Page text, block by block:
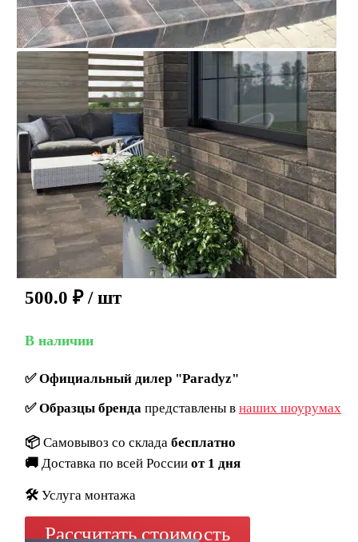
500.0 ₽ / шт
В наличии
✅Официальный дилер "Paradyz"
✅Образцы брендапредставлены в наших шоурумах
📦 Самовывоз со склада бесплатно
🚚 Доставка по всей России от 1 дня
🛠️ Услуга монтажа
Рассчитать стоимость